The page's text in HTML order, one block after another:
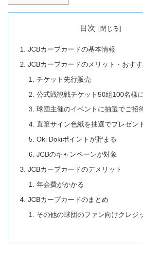
目次
JCBカープカードの基本情報
JCBカープカードのメリット・おす
チケット先行販売
公式戦観戦チケット50組100名様
球団主催のイベントに抽選でご招
直筆サイン色紙を抽選でプレゼン
Oki Dokiポイントが貯まる
JCBのキャンペーンが対象
JCBカープカードのデメリット
年会費がかかる
JCBカープカードのまとめ
その他の球団のファン向けクレジ